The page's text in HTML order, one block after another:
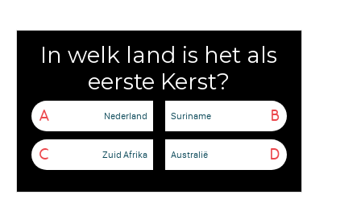
In welk land is het als
eerste Kerst?
A Nederland B
Suriname
C Zuid Afrika D
Australië